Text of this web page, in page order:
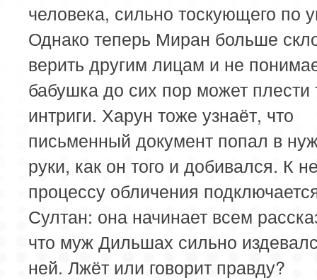
человека, сильно тоскующего по
Однако теперь Миран больше
верить другим лицам и не
бабушка до сих пор может плести
интриги. Харун тоже узнаёт, что
письменный документ попал в
руки, как он того и добивался. К
процессу обличения
Султан: она начинает всем
что муж Дильшах сильно
ней. Лжёт или говорит правду?